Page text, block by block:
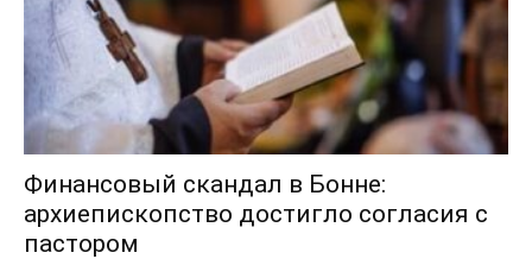
Финансовый скандал в Бонне:
архиепископство достигло согласия с
пастором